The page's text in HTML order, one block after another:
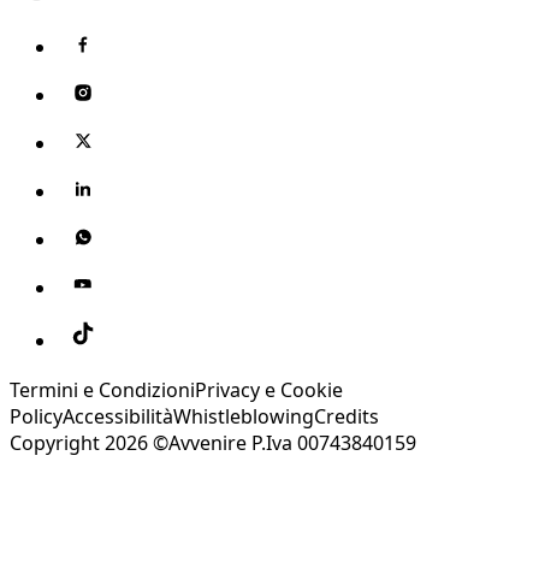
Termini e CondizioniPrivacy e Cookie
PolicyAccessibilitàWhistleblowingCredits
Copyright 2026 ©Avvenire P.Iva 00743840159